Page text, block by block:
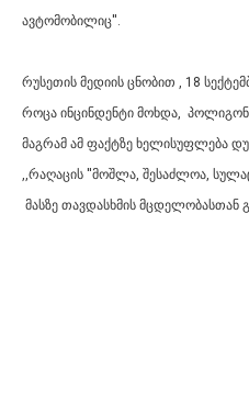
ავტომობილიც''.
რუსეთის მედიის ცნობით , 18
როცა ინცინდენტი მოხდა,
მაგრამ ამ ფაქტზე ხელისუფლება
,,რაღაცის ''მოშლა, შესაძლოა,
მასზე თავდასხმის მცდელობასთან